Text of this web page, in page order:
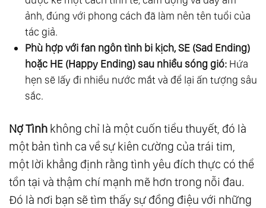
ảnh, đúng với phong cách đã làm nên tên tuổi của
tác giả.
Phù hợp với fan ngôn tình bi kịch, SE (Sad Ending)
hoặc HE (Happy Ending) sau nhiều sóng gió: Hứa
hẹn sẽ lấy đi nhiều nước mắt và để lại ấn tượng sâu
sắc.
Nợ Tình không chỉ là một cuốn tiểu thuyết, đó là
một bản tình ca về sự kiên cường của trái tim,
một lời khẳng định rằng tình yêu đích thực có thể
tồn tại và thậm chí mạnh mẽ hơn trong nỗi đau.
Đó là nơi bạn sẽ tìm thấy sự đồng điệu với những